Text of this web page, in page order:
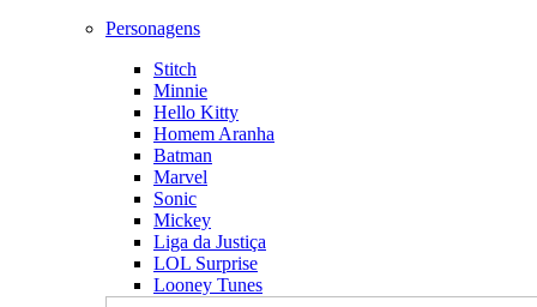
Personagens
Stitch
Minnie
Hello Kitty
Homem Aranha
Batman
Marvel
Sonic
Mickey
Liga da Justiça
LOL Surprise
Looney Tunes